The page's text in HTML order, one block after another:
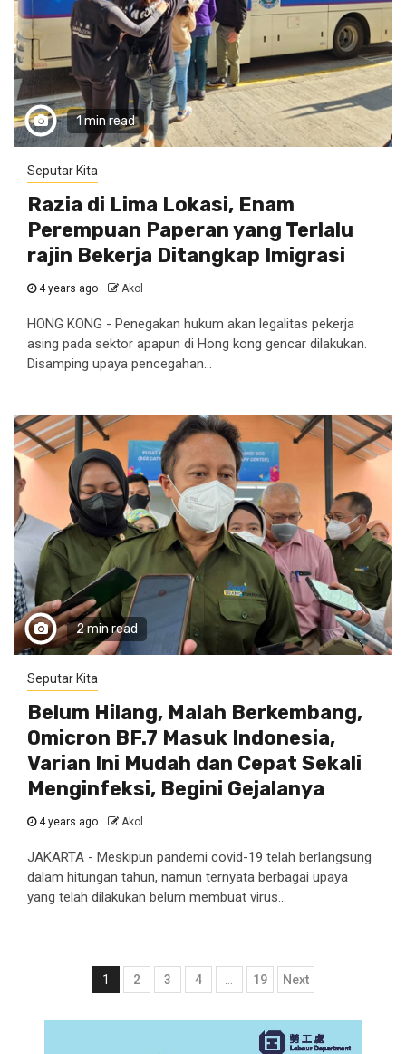
1 min read
Seputar Kita
Razia di Lima Lokasi, Enam
Perempuan Paperan yang Terlalu
rajin Bekerja Ditangkap Imigrasi
4 years ago Akol
HONG KONG - Penegakan hukum akan legalitas pekerja
asing pada sektor apapun di Hong kong gencar dilakukan.
Disamping upaya pencegahan...
2 min read
Seputar Kita
Belum Hilang, Malah Berkembang,
Omicron BF.7 Masuk Indonesia,
Varian Ini Mudah dan Cepat Sekali
Menginfeksi, Begini Gejalanya
4 years ago Akol
JAKARTA - Meskipun pandemi covid-19 telah berlangsung
dalam hitungan tahun, namun ternyata berbagai upaya
yang telah dilakukan belum membuat virus...
Posts
1 2 3 4 19 Next